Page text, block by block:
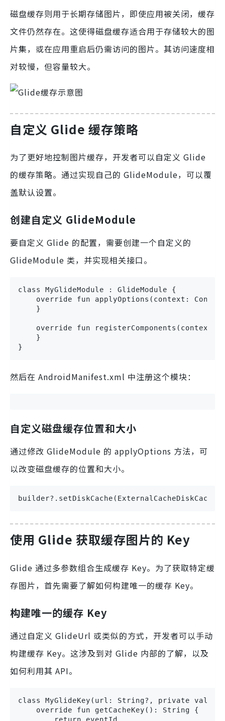
磁盘缓存则用于长期存储图片，即使应用被关闭，缓存
文件仍然存在。这使得磁盘缓存适合用于存储较大的图
片集，或在应用重启后仍需访问的图片。其访问速度相
对较慢，但容量较大。
自定义 Glide 缓存策略
为了更好地控制图片缓存，开发者可以自定义 Glide
的缓存策略。通过实现自己的 GlideModule，可以覆
盖默认设置。
创建自定义 GlideModule
要自定义 Glide 的配置，需要创建一个自定义的
GlideModule 类，并实现相关接口。
class MyGlideModule : GlideModule {
override fun applyOptions(context:
    }
override fun registerComponents(context:
    }
}
然后在 AndroidManifest.xml 中注册这个模块：
自定义磁盘缓存位置和大小
通过修改 GlideModule 的 applyOptions 方法，可
以改变磁盘缓存的位置和大小。
使用 Glide 获取缓存图片的 Key
Glide 通过多参数组合生成缓存 Key。为了获取特定缓
存图片，首先需要了解如何构建唯一的缓存 Key。
构建唯一的缓存 Key
通过自定义 GlideUrl 或类似的方式，开发者可以手动
构建缓存 Key。这涉及到对 Glide 内部的了解，以及
如何利用其 API。
class MyGlideKey(url: String?, private val
    override fun getCacheKey(): String {
        return eventId